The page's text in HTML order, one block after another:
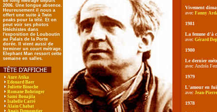
2006. Une longue absence.
Heureusement il nous a
offert une suite à Twin
peaks pour la télé. Et on
peut voir ses photos
fétéchistes dans
l'exposition de Louboutin
au Palais de la Porte
dorée. Il vient aussi de
terminer un court métrage.
Elephant Man ressort cette
semaine en salles.
Aure Atika
Edouard Baer
Juliette Binoche
Romane Bohringer
Sami Bouajila
Isabelle Carré
Alain Chabat
Anaïs Demoustier
Vivement
avec Fanny
1981
La femme d'à
avec Gérard
1980
Le dernier
avec Andréa
1979
L'amour en
avec Jean-
1978